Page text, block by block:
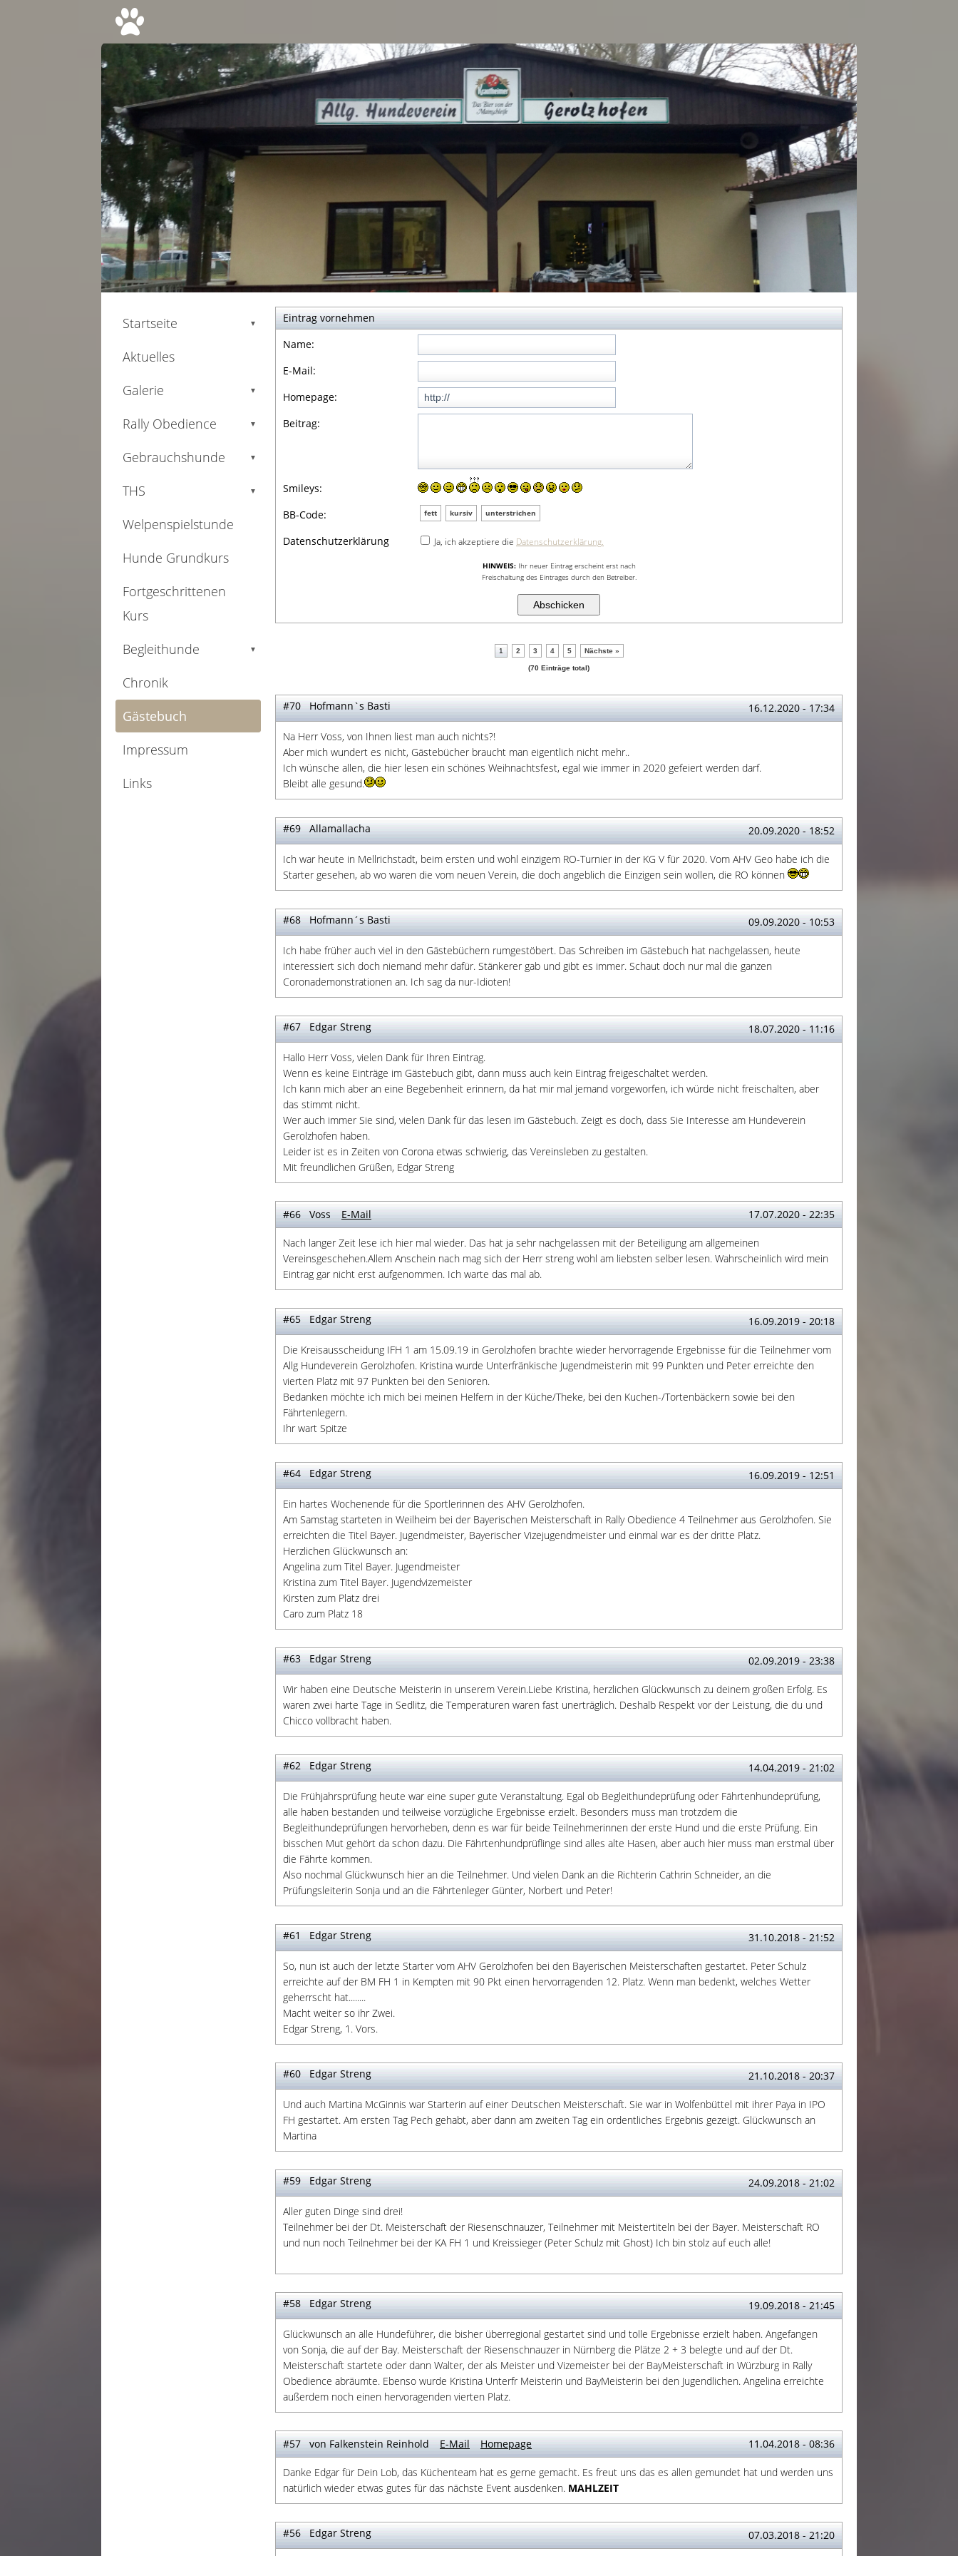
Startseite ▼
Aktuelles
Galerie
▼
Rally Obedience ▼
Gebrauchshunde ▼
THS ▼
Welpenspielstunde
Hunde Grundkurs
Fortgeschrittenen
Kurs
Begleithunde
▼
Chronik
Gästebuch
Impressum
Links
Eintrag vornehmen
Name:
E-Mail:
Homepage:
Beitrag:
Smileys:
BB-Code:
fett kursiv unterstrichen
Datenschutzerklärung Ja, ich akzeptiere die Datenschutzerklärung.
HINWEIS:Ihr neuer Eintrag erscheint erst nach
Freischaltung des Eintrages durch den Betreiber.
1 2 3 4 5 Nächste »
(70 Einträge total)
#70 Hofmann`s Basti 16.12.2020 - 17:34
Na Herr Voss, von Ihnen liest man auch nichts?!
Aber mich wundert es nicht, Gästebücher braucht man eigentlich nicht mehr..
Ich wünsche allen, die hier lesen ein schönes Weihnachtsfest, egal wie immer in 2020 gefeiert werden darf.
Bleibt alle gesund.
#69 Allamallacha 20.09.2020 - 18:52
Ich war heute in Mellrichstadt, beim ersten und wohl einzigem RO-Turnier in der KG V für 2020. Vom AHV Geo habe ich die
Starter gesehen, ab wo waren die vom neuen Verein, die doch angeblich die Einzigen sein wollen, die RO können
#68 Hofmann´s Basti 09.09.2020 - 10:53
Ich habe früher auch viel in den Gästebüchern rumgestöbert. Das Schreiben im Gästebuch hat nachgelassen, heute
interessiert sich doch niemand mehr dafür. Stänkerer gab und gibt es immer. Schaut doch nur mal die ganzen
Coronademonstrationen an. Ich sag da nur-Idioten!
#67 Edgar Streng 18.07.2020 - 11:16
Hallo Herr Voss, vielen Dank für Ihren Eintrag.
Wenn es keine Einträge im Gästebuch gibt, dann muss auch kein Eintrag freigeschaltet werden.
Ich kann mich aber an eine Begebenheit erinnern, da hat mir mal jemand vorgeworfen, ich würde nicht freischalten, aber
das stimmt nicht.
Wer auch immer Sie sind, vielen Dank für das lesen im Gästebuch. Zeigt es doch, dass Sie Interesse am Hundeverein
Gerolzhofen haben.
Leider ist es in Zeiten von Corona etwas schwierig, das Vereinsleben zu gestalten.
Mit freundlichen Grüßen, Edgar Streng
#66 Voss E-Mail 17.07.2020 - 22:35
Nach langer Zeit lese ich hier mal wieder. Das hat ja sehr nachgelassen mit der Beteiligung am allgemeinen
Vereinsgeschehen.Allem Anschein nach mag sich der Herr streng wohl am liebsten selber lesen. Wahrscheinlich wird mein
Eintrag gar nicht erst aufgenommen. Ich warte das mal ab.
#65 Edgar Streng 16.09.2019 - 20:18
Die Kreisausscheidung IFH 1 am 15.09.19 in Gerolzhofen brachte wieder hervorragende Ergebnisse für die Teilnehmer vom
Allg Hundeverein Gerolzhofen. Kristina wurde Unterfränkische Jugendmeisterin mit 99 Punkten und Peter erreichte den
vierten Platz mit 97 Punkten bei den Senioren.
Bedanken möchte ich mich bei meinen Helfern in der Küche/Theke, bei den Kuchen-/Tortenbäckern sowie bei den
Fährtenlegern.
Ihr wart Spitze
#64 Edgar Streng 16.09.2019 - 12:51
Ein hartes Wochenende für die Sportlerinnen des AHV Gerolzhofen.
Am Samstag starteten in Weilheim bei der Bayerischen Meisterschaft in Rally Obedience 4 Teilnehmer aus Gerolzhofen. Sie
erreichten die Titel Bayer. Jugendmeister, Bayerischer Vizejugendmeister und einmal war es der dritte Platz.
Herzlichen Glückwunsch an:
Angelina zum Titel Bayer. Jugendmeister
Kristina zum Titel Bayer. Jugendvizemeister
Kirsten zum Platz drei
Caro zum Platz 18
#63 Edgar Streng 02.09.2019 - 23:38
Wir haben eine Deutsche Meisterin in unserem Verein.Liebe Kristina, herzlichen Glückwunsch zu deinem großen Erfolg. Es
waren zwei harte Tage in Sedlitz, die Temperaturen waren fast unerträglich. Deshalb Respekt vor der Leistung, die du und
Chicco vollbracht haben.
#62 Edgar Streng 14.04.2019 - 21:02
Die Frühjahrsprüfung heute war eine super gute Veranstaltung. Egal ob Begleithundeprüfung oder Fährtenhundeprüfung,
alle haben bestanden und teilweise vorzügliche Ergebnisse erzielt. Besonders muss man trotzdem die
Begleithundeprüfungen hervorheben, denn es war für beide Teilnehmerinnen der erste Hund und die erste Prüfung. Ein
bisschen Mut gehört da schon dazu. Die Fährtenhundprüflinge sind alles alte Hasen, aber auch hier muss man erstmal über
die Fährte kommen.
Also nochmal Glückwunsch hier an die Teilnehmer. Und vielen Dank an die Richterin Cathrin Schneider, an die
Prüfungsleiterin Sonja und an die Fährtenleger Günter, Norbert und Peter!
#61 Edgar Streng 31.10.2018 - 21:52
So, nun ist auch der letzte Starter vom AHV Gerolzhofen bei den Bayerischen Meisterschaften gestartet. Peter Schulz
erreichte auf der BM FH 1 in Kempten mit 90 Pkt einen hervorragenden 12. Platz. Wenn man bedenkt, welches Wetter
geherrscht hat........
Macht weiter so ihr Zwei.
Edgar Streng, 1. Vors.
#60 Edgar Streng 21.10.2018 - 20:37
Und auch Martina McGinnis war Starterin auf einer Deutschen Meisterschaft. Sie war in Wolfenbüttel mit ihrer Paya in IPO
FH gestartet. Am ersten Tag Pech gehabt, aber dann am zweiten Tag ein ordentliches Ergebnis gezeigt. Glückwunsch an
Martina
#59 Edgar Streng 24.09.2018 - 21:02
Aller guten Dinge sind drei!
Teilnehmer bei der Dt. Meisterschaft der Riesenschnauzer, Teilnehmer mit Meistertiteln bei der Bayer. Meisterschaft RO
und nun noch Teilnehmer bei der KA FH 1 und Kreissieger (Peter Schulz mit Ghost) Ich bin stolz auf euch alle!
#58 Edgar Streng 19.09.2018 - 21:45
Glückwunsch an alle Hundeführer, die bisher überregional gestartet sind und tolle Ergebnisse erzielt haben. Angefangen
von Sonja, die auf der Bay. Meisterschaft der Riesenschnauzer in Nürnberg die Plätze 2 + 3 belegte und auf der Dt.
Meisterschaft startete oder dann Walter, der als Meister und Vizemeister bei der BayMeisterschaft in Würzburg in Rally
Obedience abräumte. Ebenso wurde Kristina Unterfr Meisterin und BayMeisterin bei den Jugendlichen. Angelina erreichte
außerdem noch einen hervoragenden vierten Platz.
#57 von Falkenstein Reinhold E-Mail Homepage 11.04.2018 - 08:36
Danke Edgar für Dein Lob, das Küchenteam hat es gerne gemacht. Es freut uns das es allen gemundet hat und werden uns
natürlich wieder etwas gutes für das nächste Event ausdenken. MAHLZEIT
#56 Edgar Streng 07.03.2018 - 21:20